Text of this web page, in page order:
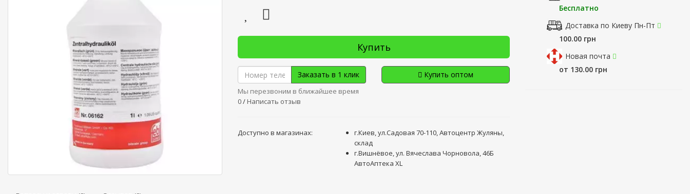
Купить
Заказать в 1 клик
Мы перезвоним в ближайшее время
Купить оптом
0/ Написать отзыв
Доступно в магазинах:
г.Киев, ул.Садовая 70-110, Автоцентр Жуляны,
склад
г.Вишнёвое, ул. Вячеслава Чорновола, 46Б
АвтоАптека XL
Бесплатно
Доставка по Киеву Пн-Пт
100.00 грн
Новая почта
от 130.00 грн